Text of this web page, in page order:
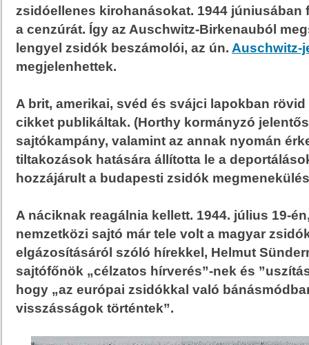
zsidóellenes kirohanásokat. 1944 júniusában
a cenzúrát. Így az Auschwitz-Birkenauból
lengyel zsidók beszámolói, az ún. Auschwitz-
megjelenhettek.
A brit, amerikai, svéd és svájci lapokban
cikket publikáltak. (Horthy kormányzó
sajtókampány, valamint az annak nyomán
tiltakozások hatására állította le a
hozzájárult a budapesti zsidók
A náciknak reagálnia kellett. 1944. július 19-
nemzetközi sajtó már tele volt a magyar
elgázosításáról szóló hírekkel, Helmut
sajtófőnök „célzatos hírverés”-nek és
hogy „az európai zsidókkal való
visszásságok történtek”.